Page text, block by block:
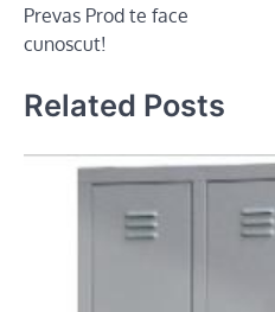
navigation
Prevas Prod te face
cunoscut!
Related Posts